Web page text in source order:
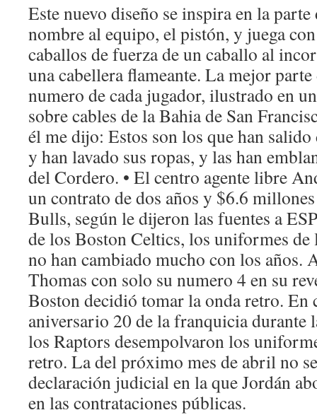
Este nuevo diseño se inspira en la
nombre al equipo, el pistón, y juega
caballos de fuerza de un caballo al
una cabellera flameante. La mejor parte
numero de cada jugador, ilustrado en
sobre cables de la Bahia de San
él me dijo: Estos son los que han
y han lavado sus ropas, y las han
del Cordero. • El centro agente libre
un contrato de dos años y $6.6
Bulls, según le dijeron las fuentes a
de los Boston Celtics, los uniformes
no han cambiado mucho con los años.
Thomas con solo su numero 4 en su
Boston decidió tomar la onda retro. En
aniversario 20 de la franquicia durante
los Raptors desempolvaron los
retro. La del próximo mes de abril no
declaración judicial en la que Jordán
en las contrataciones públicas.